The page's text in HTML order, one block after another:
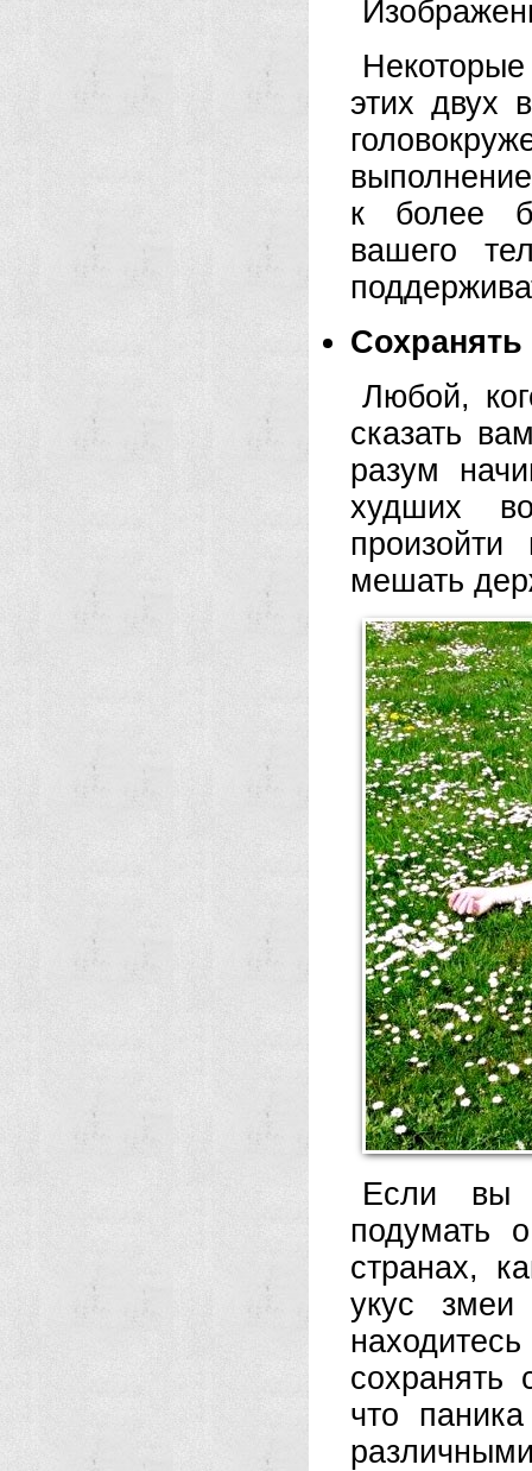
этих двух
к более
вашего
Любой,
сказать
разум
худших
мешать
Если вы
подумать
странах,
укус
сохранять
что